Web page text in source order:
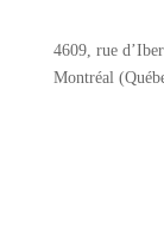
4609, rue
Montréal